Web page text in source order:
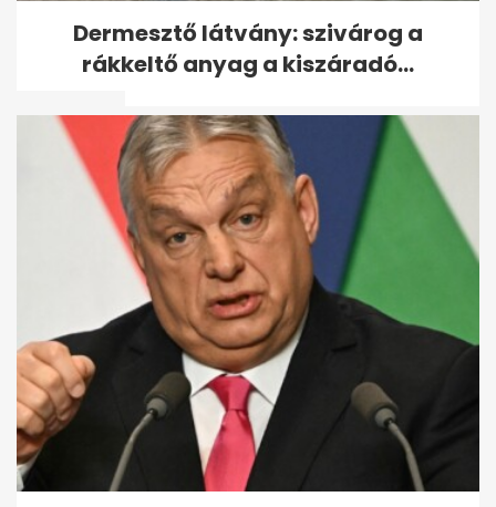
Magyar Péter elárulta, hogy
hol folytatja, ha a Fidesz nyeri
a...
Ritka villámrajt a magyar
autópiacon (x)
Dermesztő látvány: szivárog a
rákkeltő anyag a kiszáradó...